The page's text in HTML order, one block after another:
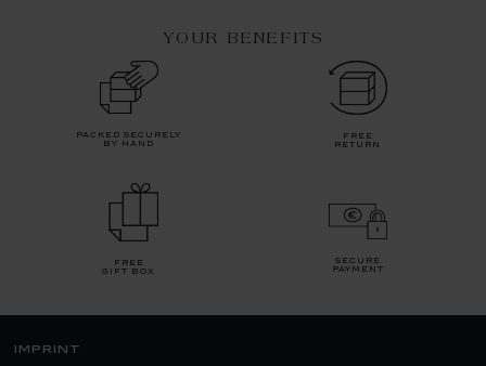
YOUR BENEFITS
packed securely
by hand
free
return
free
gift box
secure
payment
imprint